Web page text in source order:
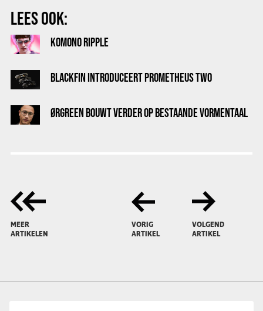
LEES OOK:
KOMONO RIPPLE
BLACKFIN INTRODUCEERT PROMETHEUS TWO
ØRGREEN BOUWT VERDER OP BESTAANDE VORMENTAAL
MEER
ARTIKELEN
VORIG
ARTIKEL
VOLGEND
ARTIKEL